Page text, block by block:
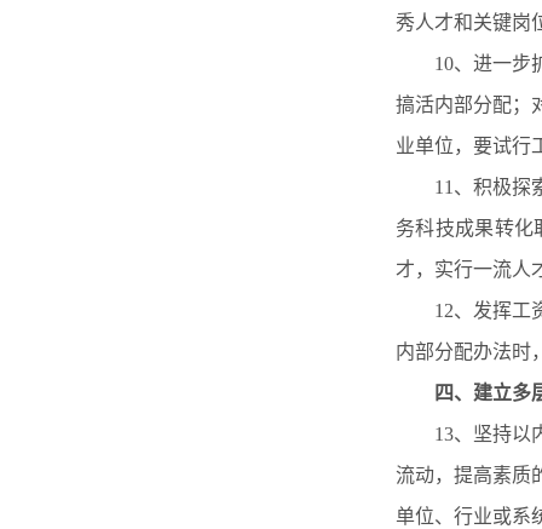
秀人才和关键岗
10、进一步
搞活内部分配；
业单位，要试行
11、积极探
务科技成果转化
才，实行一流人
12、发挥工
内部分配办法时
四、建立多
13、坚持以
流动，提高素质
单位、行业或系